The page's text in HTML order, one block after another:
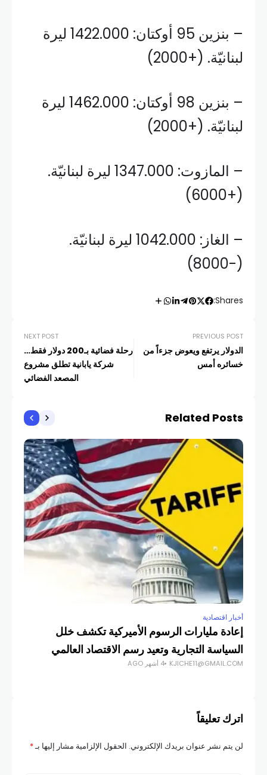
– بنزين 95 أوكتان: 1422.000 ليرة
لبنانيّة. (+2000)
– بنزين 98 أوكتان: 1462.000 ليرة
لبنانيّة. (+2000)
– المازوت: 1347.000 ليرة لبنانيّة.
(+6000)
– الغاز: 1042.000 ليرة لبنانيّة.
(-8000)
Shares:
PREVIOUS POST
الدولار يرتفع ويعوض جزءاً من
خسائره أمس
NEXT POST
رحلة فضائية بـ200 دولار فقط…
شركة يابانية تطلق مشروع
المصعد الفضائي
Related Posts
أخبار اقتصادية
إعادة مليارات الرسوم الأميركية تكشف خلل
السياسة التجارية وتعيد رسم الاقتصاد العالمي
KJICHE11@GMAIL.COM 4 أشهر AGO
اترك تعليقاً
لن يتم نشر عنوان بريدك الإلكتروني. الحقول الإلزامية مشار إليها بـ*